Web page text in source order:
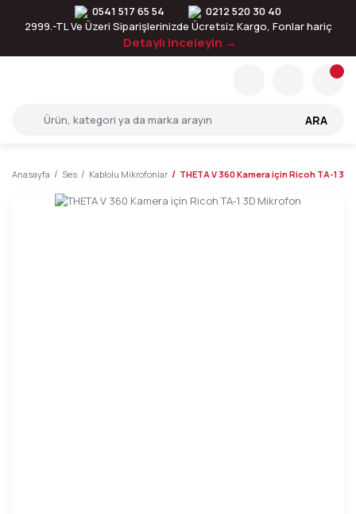
0541 517 65 54
0212 520 30 40
2999.-TL Ve Üzeri Siparişlerinizde Ücretsiz Kargo, Fonlar hariç
Detaylı inceleyin →
ARA
Anasayfa Ses Kablolu Mikrofonlar THETA V 360 Kamera için Ricoh TA-1